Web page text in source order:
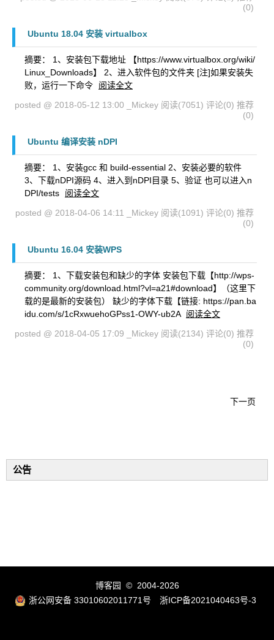
(0)
Ubuntu 18.04 安装 virtualbox
摘要： 1、安装包下载地址 【https://www.virtualbox.org/wiki/
Linux_Downloads】 2、进入软件包的文件夹 [注]如果安装失
败，运行一下命令
阅读全文
posted @ 2018-05-12 13:00 _Mickey 阅读(7051) 评论(0) 推荐
(0)
Ubuntu 编译安装 nDPI
摘要： 1、安装gcc 和 build-essential 2、安装必要的软件
3、下载nDPI源码 4、进入到nDPI目录 5、验证 也可以进入n
DPI/tests
阅读全文
posted @ 2018-04-06 14:11 _Mickey 阅读(1091) 评论(0) 推荐
(0)
Ubuntu 16.04 安装WPS
摘要： 1、下载安装包和缺少的字体 安装包下载【http://wps-
community.org/download.html?vl=a21#download】（这里下
载的是最新的安装包） 缺少的字体下载【链接: https://pan.ba
idu.com/s/1cRxwuehoGPss1-OWY-ub2A 阅读全文
posted @ 2018-04-05 17:09 _Mickey 阅读(2134) 评论(0) 推荐
(0)
下一页
公告
博客园
© 2004-2026
浙公网安备 33010602011771号
浙ICP备2021040463号-3